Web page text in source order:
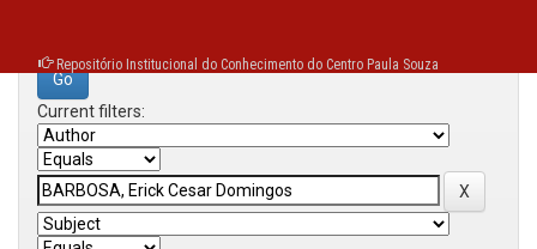
Repositório Institucional do Conhecimento do Centro Paula Souza
Current filters: